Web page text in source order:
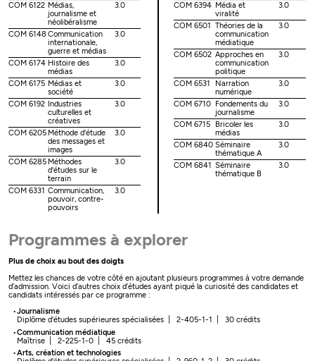
COM 6122 Médias,
journalisme et
néolibéralisme
3.0
COM 6148Communication
internationale,
guerre et médias
3.0
COM 6174 Histoire des
médias
3.0
COM 6175 Médias et
société
3.0
COM 6192 Industries
culturelles et
créatives
3.0
COM 6205 Méthode d'étude
des messages et
images
3.0
COM 6285 Méthodes
d'études sur le
terrain
3.0
COM 6331 Communication,
pouvoir, contre-
pouvoirs
3.0
COM 6394 Média et
viralité
3.0
COM 6501
Théories de la
communication
médiatique
3.0
COM 6502 Approches en
communication
politique
3.0
COM 6531
Narration
numérique
3.0
COM 6710
Fondements du
journalisme
3.0
COM 6715
Bricoler les
médias
3.0
COM 6840 Séminaire
thématique A
3.0
COM 6841 Séminaire
thématique B
3.0
Programmes à explorer
Plus de choix au bout des doigts
Mettez les chances de votre côté en ajoutant plusieurs programmes à votre demande
d’admission. Voici d’autres choix d’études ayant piqué la curiosité des candidates et
candidats intéressés par ce programme :
Journalisme
Diplôme d'études supérieures spécialisées | 2-405-1-1 | 30 crédits
Communication médiatique
Maîtrise | 2-225-1-0 | 45 crédits
Arts, création et technologies